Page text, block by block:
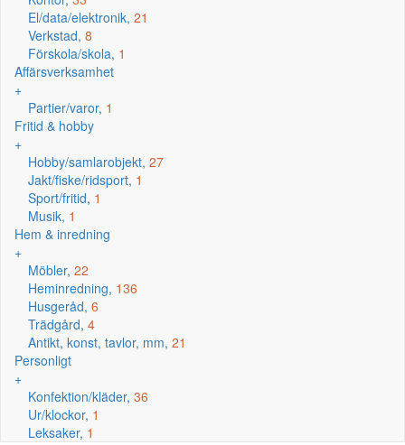
El/data/elektronik, 21
Verkstad, 8
Förskola/skola, 1
Affärsverksamhet
+
Partier/varor, 1
Fritid & hobby
+
Hobby/samlarobjekt, 27
Jakt/fiske/ridsport, 1
Sport/fritid, 1
Musik, 1
Hem & inredning
+
Möbler, 22
Heminredning, 136
Husgeråd, 6
Trädgård, 4
Antikt, konst, tavlor, mm, 21
Personligt
+
Konfektion/kläder, 36
Ur/klockor, 1
Leksaker, 1